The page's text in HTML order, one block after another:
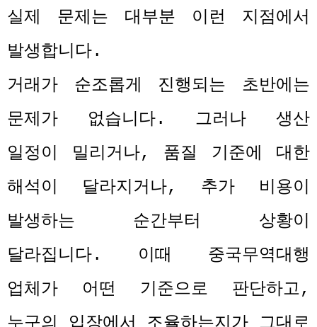
실제 문제는 대부분 이런 지점에서
발생합니다.
거래가 순조롭게 진행되는 초반에는
문제가 없습니다. 그러나 생산
일정이 밀리거나, 품질 기준에 대한
해석이 달라지거나, 추가 비용이
발생하는 순간부터 상황이
달라집니다. 이때 중국무역대행
업체가 어떤 기준으로 판단하고,
누구의 입장에서 조율하는지가 그대로